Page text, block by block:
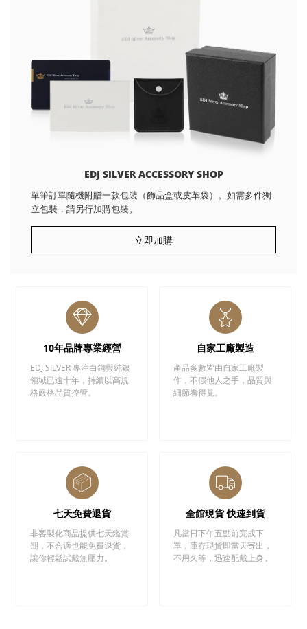
EDJ SILVER ACCESSORY SHOP
單筆訂單隨機附贈一款包裝（飾品盒或皮革袋）。如需多件獨
立包裝，請另行加購包裝。
立即加購
10年品牌專業經營
EDJ SILVER 專注白鋼與純銀
領域已逾十年，持續以高規
格嚴格品質控管。
自家工廠製造
產品多數皆由自家工廠製
作，不假他人之手，品質與
細節看得見。
七天免費退貨
非客製化商品提供七天鑑賞
期，不合適也能免費退貨，
讓你輕鬆試戴無壓力。
全館現貨 快速到貨
凡當日下午五點前完成下
單，庫存現貨即當天寄出，
不用久等，迅速配戴上身。